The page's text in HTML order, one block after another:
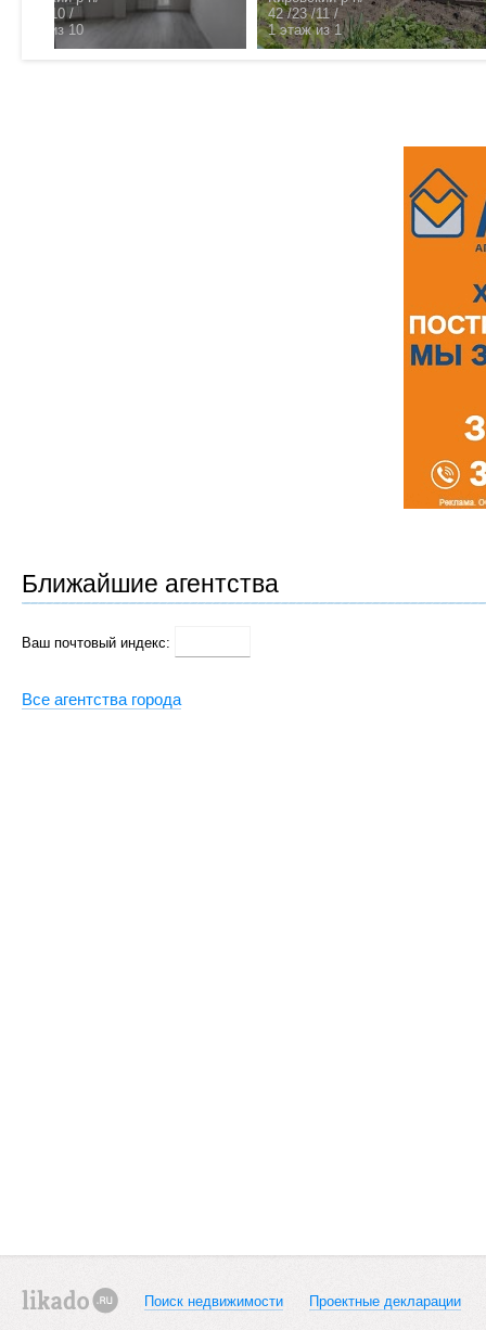
31 /19.3 /5.9 /
5 этаж из 5
/- /- /- /этаж из
Ближайшие агентства
Ваш почтовый индекс:
Все агентства города
Поиск недвижимости Проектные декларации